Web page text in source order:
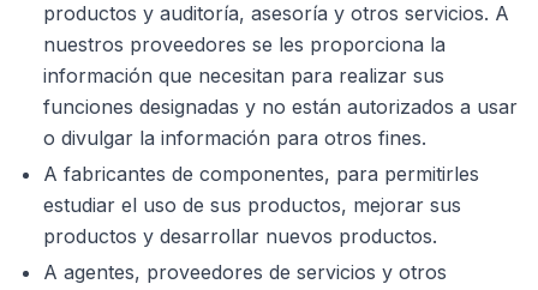
productos y auditoría, asesoría y otros servicios. A
nuestros proveedores se les proporciona la
información que necesitan para realizar sus
funciones designadas y no están autorizados a usar
o divulgar la información para otros fines.
A fabricantes de componentes, para permitirles
estudiar el uso de sus productos, mejorar sus
productos y desarrollar nuevos productos.
A agentes, proveedores de servicios y otros